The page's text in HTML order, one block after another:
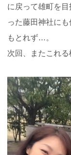
に戻って雄町を
った藤田神社に
もとれず…。
次回、またこれる